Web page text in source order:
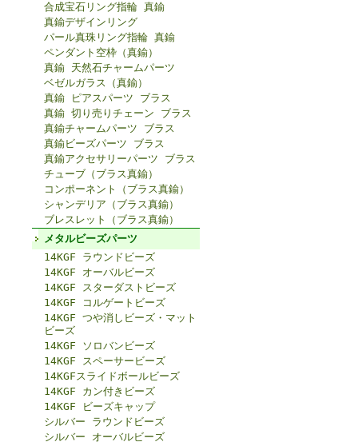
合成宝石リング指輪 真鍮
真鍮デザインリング
パール真珠リング指輪 真鍮
ペンダント空枠（真鍮）
真鍮 天然石チャームパーツ
ベゼルガラス（真鍮）
真鍮 ピアスパーツ ブラス
真鍮 切り売りチェーン ブラス
真鍮チャームパーツ ブラス
真鍮ビーズパーツ ブラス
真鍮アクセサリーパーツ ブラス
チューブ（ブラス真鍮）
コンポーネント（ブラス真鍮）
シャンデリア（ブラス真鍮）
ブレスレット（ブラス真鍮）
メタルビーズパーツ
14KGF ラウンドビーズ
14KGF オーバルビーズ
14KGF スターダストビーズ
14KGF コルゲートビーズ
14KGF つや消しビーズ・マット
ビーズ
14KGF ソロバンビーズ
14KGF スペーサービーズ
14KGFスライドボールビーズ
14KGF カン付きビーズ
14KGF ビーズキャップ
シルバー ラウンドビーズ
シルバー オーバルビーズ